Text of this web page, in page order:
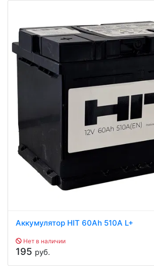
Аккумулятор HIT 60Ah 510A L+
Нет в наличии
195 руб.